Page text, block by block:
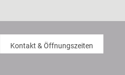
Kontakt & Öffnungszeiten